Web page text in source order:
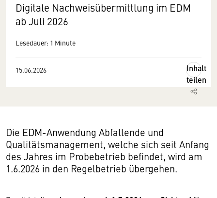
Digitale Nachweisübermittlung im EDM
ab Juli 2026
Lesedauer: 1 Minute
15.06.2026
Inhalt
teilen
Die EDM-Anwendung Abfallende und
Qualitätsmanagement, welche sich seit Anfang
des Jahres im Probebetrieb befindet, wird am
1.6.2026 in den Regelbetrieb übergehen.